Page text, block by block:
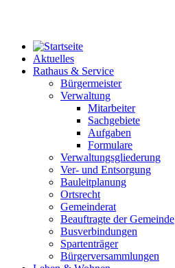
Aktuelles
Rathaus & Service
Bürgermeister
Verwaltung
Mitarbeiter
Sachgebiete
Aufgaben
Formulare
Verwaltungsgliederung
Ver- und Entsorgung
Bauleitplanung
Ortsrecht
Gemeinderat
Beauftragte der Gemeinde
Busverbindungen
Spartenträger
Bürgerversammlungen